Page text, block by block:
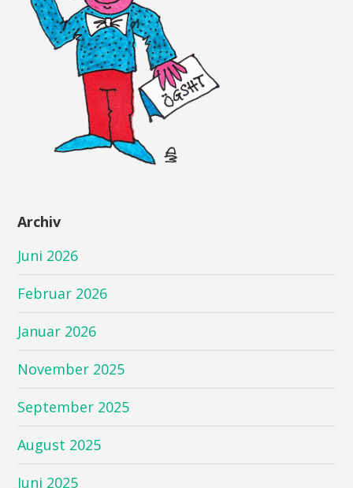
Archiv
Juni 2026
Februar 2026
Januar 2026
November 2025
September 2025
August 2025
Juni 2025